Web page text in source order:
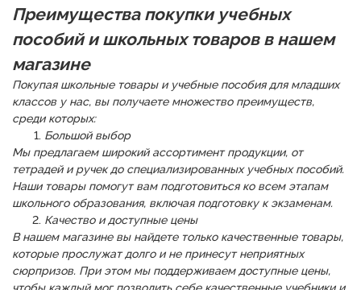
Преимущества покупки учебных
пособий и школьных товаров в нашем
магазине
Покупая школьные товары и учебные пособия для младших
классов у нас, вы получаете множество преимуществ,
среди которых:
Большой выбор
Мы предлагаем широкий ассортимент продукции, от
тетрадей и ручек до специализированных учебных пособий.
Наши товары помогут вам подготовиться ко всем этапам
школьного образования, включая подготовку к экзаменам.
Качество и доступные цены
В нашем магазине вы найдете только качественные товары,
которые прослужат долго и не принесут неприятных
сюрпризов. При этом мы поддерживаем доступные цены,